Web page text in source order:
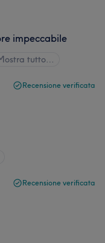
impeccabile
tutto…
Recensione verificata
Recensione verificata